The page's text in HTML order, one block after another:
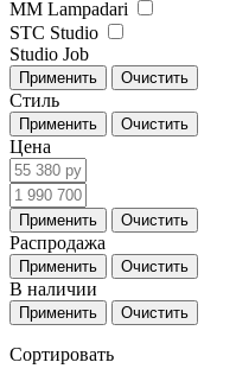
MM Lampadari
STC Studio
Studio Job
Стиль
Цена
Распродажа
В наличии
Сортировать